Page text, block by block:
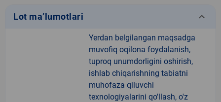
Lot ma’lumotlari keyboard_arrow_down
Yerdan belgilangan maqsadga
muvofiq oqilona foydalanish,
tuproq unumdorligini oshirish,
ishlab chiqarishning tabiatni
muhofaza qiluvchi
texnologiyalarini qo'llash, o'z